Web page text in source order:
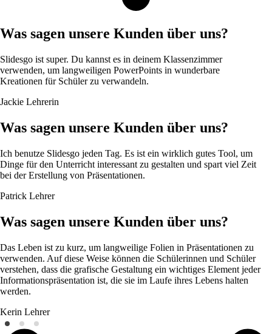
Was sagen unsere Kunden über uns?
Slidesgo ist super. Du kannst es in deinem Klassenzimmer
verwenden, um langweiligen PowerPoints in wunderbare
Kreationen für Schüler zu verwandeln.
Jackie Lehrerin
Was sagen unsere Kunden über uns?
Ich benutze Slidesgo jeden Tag. Es ist ein wirklich gutes Tool, um
Dinge für den Unterricht interessant zu gestalten und spart viel Zeit
bei der Erstellung von Präsentationen.
Patrick Lehrer
Was sagen unsere Kunden über uns?
Das Leben ist zu kurz, um langweilige Folien in Präsentationen zu
verwenden. Auf diese Weise können die Schülerinnen und Schüler
verstehen, dass die grafische Gestaltung ein wichtiges Element jeder
Informationspräsentation ist, die sie im Laufe ihres Lebens halten
werden.
Kerin Lehrer